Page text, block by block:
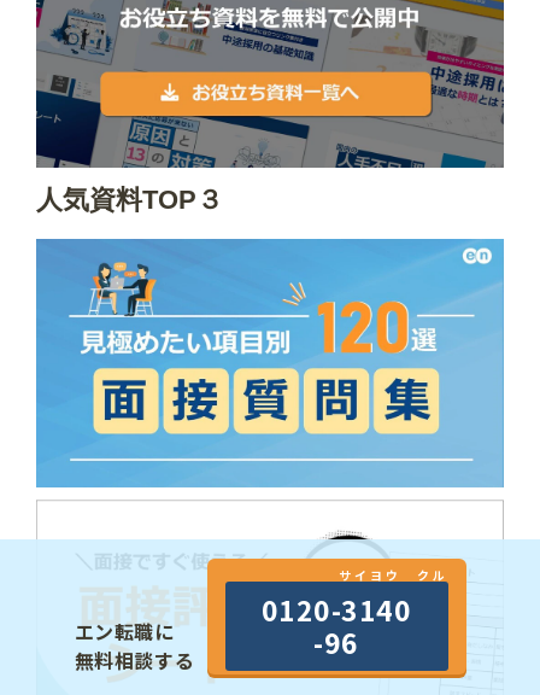
人気資料TOP３
エン転職に
無料相談する
サイヨウ クル
0120-3140
-96